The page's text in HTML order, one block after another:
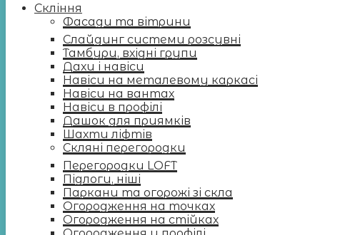
Скління
Фасади та вітрини
Слайдинг системи розсувні
Тамбури, вхідні групи
Дахи і навіси
Навіси на металевому каркасі
Навіси на вантах
Навіси в профілі
Дашок для приямків
Шахти ліфтів
Скляні перегородки
Перегородки LOFT
Підлоги, ніші
Паркани та огорожі зі скла
Огородження на точках
Огородження на стійках